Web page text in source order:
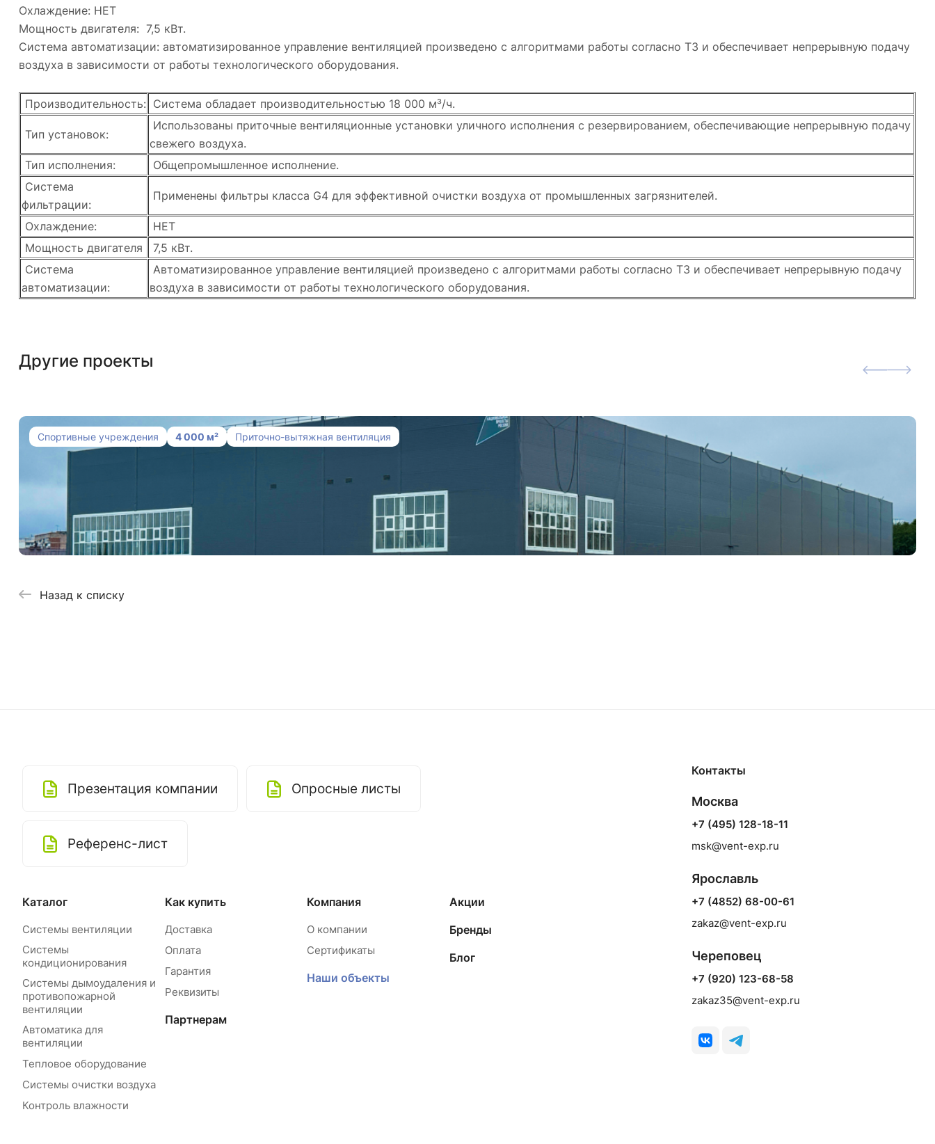
Охлаждение: НЕТ
Мощность двигателя: 7,5 кВт.
Система автоматизации: автоматизированное управление вентиляцией произведено с алгоритмами работы согласно ТЗ и обеспечивает непрерывную подачу
воздуха в зависимости от работы технологического оборудования.
Производительность: Система обладает производительностью 18 000 м³/ч.
Тип установок:
Использованы приточные вентиляционные установки уличного исполнения с резервированием, обеспечивающие непрерывную подачу
свежего воздуха.
Тип исполнения:
Общепромышленное исполнение.
Система
фильтрации:
Применены фильтры класса G4 для эффективной очистки воздуха от промышленных загрязнителей.
Охлаждение:
НЕТ
Мощность двигателя
7,5 кВт.
Система
автоматизации:
Автоматизированное управление вентиляцией произведено с алгоритмами работы согласно ТЗ и обеспечивает непрерывную подачу
воздуха в зависимости от работы технологического оборудования.
Другие проекты
Спортивные учреждения 4 000 м² Приточно-вытяжная вентиляция
Система вентиляции, дымоудаления и осушения для Ледовой Арены
Назад к списку
Презентация компании Опросные листы
Референс-лист
Каталог
Системы вентиляции
Системы
кондиционирования
Системы дымоудаления и
противопожарной
вентиляции
Автоматика для
вентиляции
Тепловое оборудование
Системы очистки воздуха
Контроль влажности
Как купить
Доставка
Оплата
Гарантия
Реквизиты
Партнерам
Компания
О компании
Сертификаты
Наши объекты
Акции
Бренды
Блог
Контакты
Москва
+7 (495) 128-18-11
msk@vent-exp.ru
Ярославль
+7 (4852) 68-00-61
zakaz@vent-exp.ru
Череповец
+7 (920) 123-68-58
zakaz35@vent-exp.ru